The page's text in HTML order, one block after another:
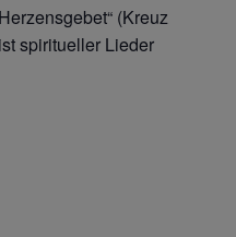
(Kreuz
spiritueller Lieder